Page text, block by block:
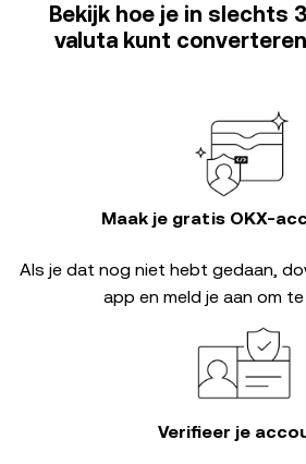
Bekijk hoe je in slechts
valuta kunt
Maak je gratis OKX-
Als je dat nog niet hebt gedaan,
app en meld je aan om
Verifieer je